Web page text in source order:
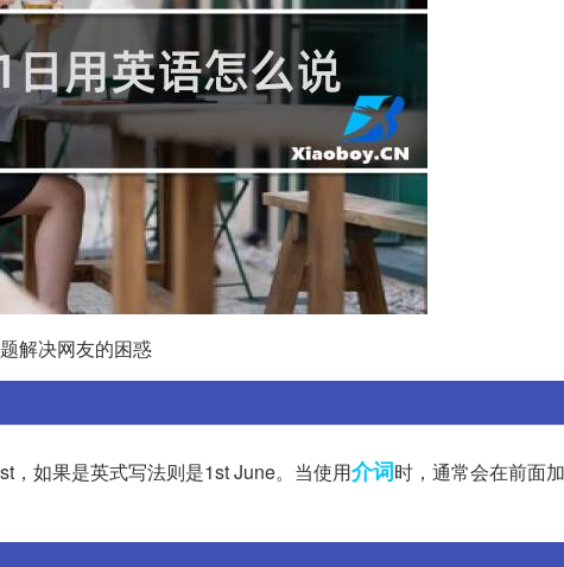
解决网友的困惑
，如果是英式写法则是1st June。当使用介词时，通常会在前面